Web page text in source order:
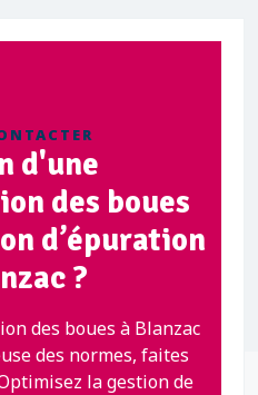
d'une
des boues
d’épuration
?
des boues à Blanzac
des normes, faites
la gestion de